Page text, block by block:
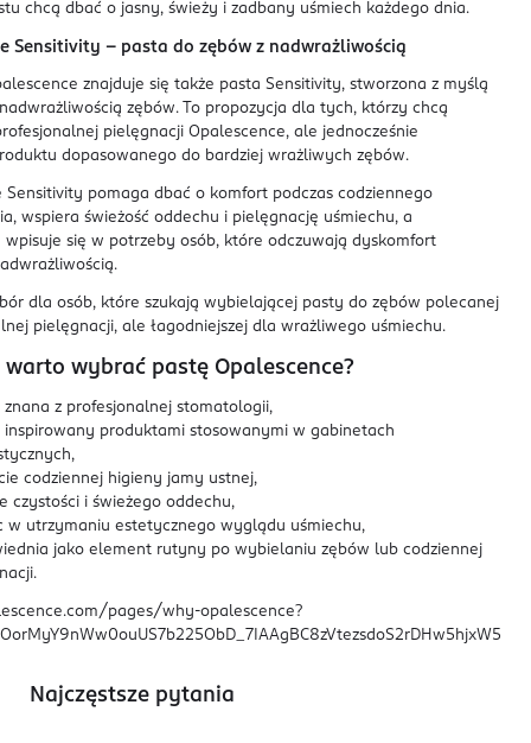
chcą dbać o jasny, świeży i zadbany uśmiech każdego dnia.
Sensitivity – pasta do zębów z nadwrażliwością
znajduje się także pasta Sensitivity, stworzona z myślą
zębów. To propozycja dla tych, którzy chcą
pielęgnacji Opalescence, ale jednocześnie
dopasowanego do bardziej wrażliwych zębów.
Sensitivity pomaga dbać o komfort podczas codziennego
wspiera świeżość oddechu i pielęgnację uśmiechu, a
wpisuje się w potrzeby osób, które odczuwają dyskomfort
dla osób, które szukają wybielającej pasty do zębów polecanej
pielęgnacji, ale łagodniejszej dla wrażliwego uśmiechu.
warto wybrać pastę Opalescence?
znana z profesjonalnej stomatologii,
inspirowany produktami stosowanymi w gabinetach
codziennej higieny jamy ustnej,
czystości i świeżego oddechu,
w utrzymaniu estetycznego wyglądu uśmiechu,
jako element rutyny po wybielaniu zębów lub codziennej
pages/why-opalescence?
Najczęstsze pytania